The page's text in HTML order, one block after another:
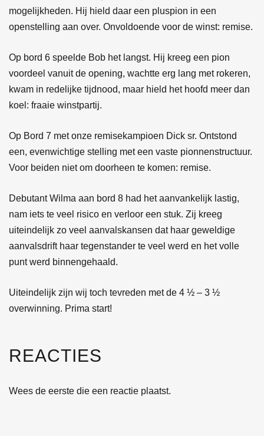
mogelijkheden. Hij hield daar een pluspion in een
openstelling aan over. Onvoldoende voor de winst: remise.
Op bord 6 speelde Bob het langst. Hij kreeg een pion
voordeel vanuit de opening, wachtte erg lang met rokeren,
kwam in redelijke tijdnood, maar hield het hoofd meer dan
koel: fraaie winstpartij.
Op Bord 7 met onze remisekampioen Dick sr. Ontstond
een, evenwichtige stelling met een vaste pionnenstructuur.
Voor beiden niet om doorheen te komen: remise.
Debutant Wilma aan bord 8 had het aanvankelijk lastig,
nam iets te veel risico en verloor een stuk. Zij kreeg
uiteindelijk zo veel aanvalskansen dat haar geweldige
aanvalsdrift haar tegenstander te veel werd en het volle
punt werd binnengehaald.
Uiteindelijk zijn wij toch tevreden met de 4 ½ – 3 ½
overwinning. Prima start!
REACTIES
Wees de eerste die een reactie plaatst.